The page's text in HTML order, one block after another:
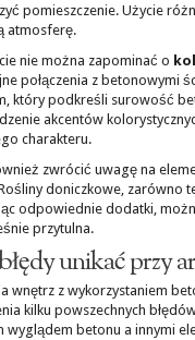
pomieszczenie. Użycie
atmosferę.
nie można zapominać o
połączenia z betonowymi
który podkreśli surowość
akcentów
charakteru.
zwrócić uwagę na
doniczkowe, zarówno
odpowiednie dodatki,
przytulna.
unikać przy
wnętrz z wykorzystaniem
kilku powszechnych
wyglądem betonu a innymi